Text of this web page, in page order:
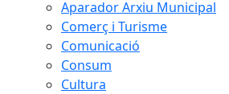
Aparador Arxiu Municipal
Comerç i Turisme
Comunicació
Consum
Cultura